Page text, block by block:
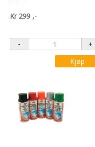
Kr 299 ,-
Kjøp